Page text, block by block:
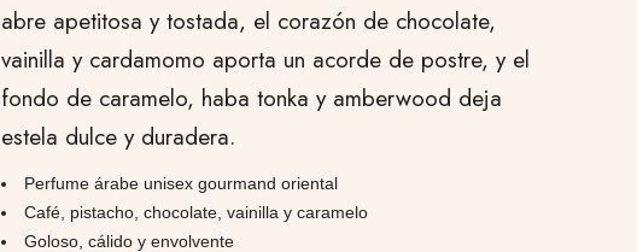
abre apetitosa y tostada, el corazón de chocolate,
vainilla y cardamomo aporta un acorde de postre, y el
fondo de caramelo, haba tonka y amberwood deja
estela dulce y duradera.
Perfume árabe unisex gourmand oriental
Café, pistacho, chocolate, vainilla y caramelo
Goloso, cálido y envolvente